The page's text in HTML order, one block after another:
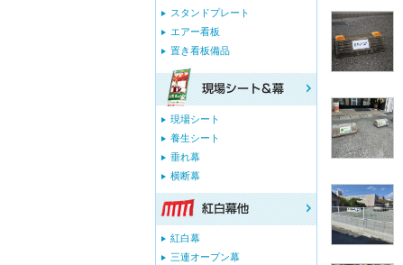
スタンドプレート
エアー看板
置き看板備品
現場シート
養生シート
垂れ幕
横断幕
紅白幕
三連オープン幕